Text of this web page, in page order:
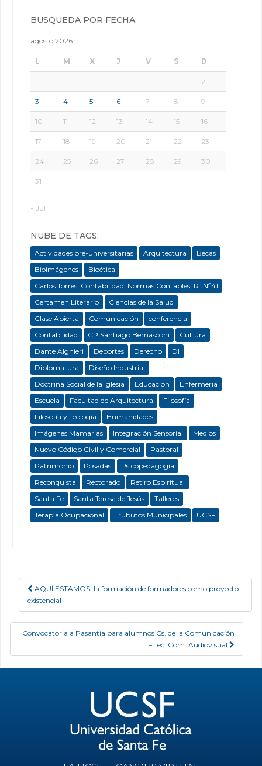
BÚSQUEDA POR FECHA:
agosto 2026
L M X J V S D
1 2
3 4 5 6 7 8 9
10 11 12 13 14 15 16
17 18 19 20 21 22 23
24 25 26 27 28 29 30
31
« Jul
NUBE DE TAGS:
Actividades pre-universitarias Arquitectura
Becas
Bioimágenes
Bioética
Carlos Torres; Contabilidad; Normas Contables; RTNº41
Certamen Literario
Ciencias de la Salud
Clase Abierta
Comunicación
conferencia
Contabilidad
CP Santiago Bernasconi
Cultura
Dante Alghieri
Deportes Derecho
DI
Diplomatura
Diseño Industrial
Doctrina Social de la Iglesia
Educación
Enfermeria
Escuela
Facultad de Arquitectura
Filosofía
Filosofía y Teología
Humanidades
Imágenes Mamarias
Integración Sensorial
Medios
Nuevo Código Civil y Comercial
Pastoral
Patrimonio
Posadas
Psicopedagogía
Reconquista
Rectorado
Retiro Espiritual
Santa Fe
Santa Teresa de Jesús
Talleres
Terapia Ocupacional
Trubutos Municipales UCSF
Post navigation
AQUÍ ESTAMOS: la formación de formadores como proyecto
existencial
Convocatoria a Pasantía para alumnos Cs. de la Comunicación
– Tec. Com. Audiovisual